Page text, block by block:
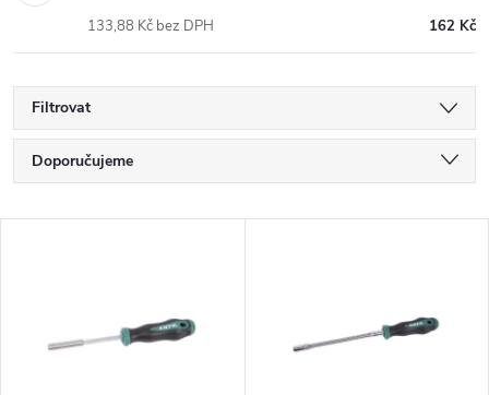
162 Kč
133,88 Kč bez DPH
Filtrovat
Ř
a
Doporučujeme
Abecedně